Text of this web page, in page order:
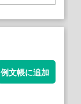
例文帳に追加